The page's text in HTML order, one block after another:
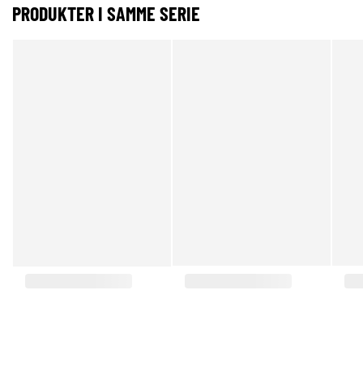
PRODUKTER I SAMME SERIE